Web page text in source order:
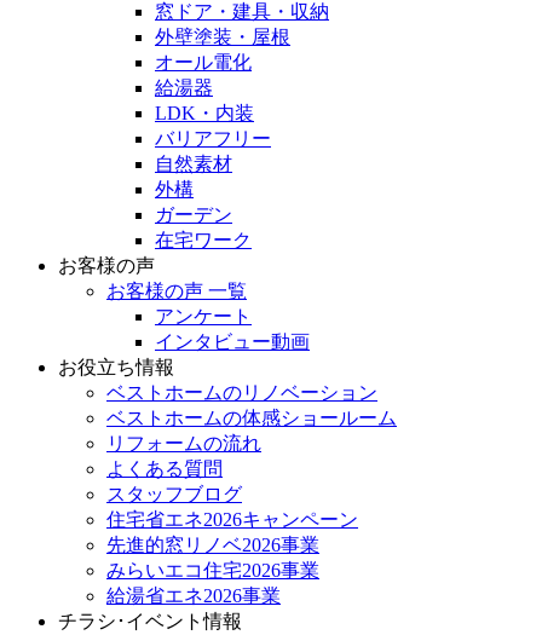
窓ドア・建具・収納
外壁塗装・屋根
オール電化
給湯器
LDK・内装
バリアフリー
自然素材
外構
ガーデン
在宅ワーク
お客様の声
お客様の声 一覧
アンケート
インタビュー動画
お役立ち情報
ベストホームのリノベーション
ベストホームの体感ショールーム
リフォームの流れ
よくある質問
スタッフブログ
住宅省エネ2026キャンペーン
先進的窓リノベ2026事業
みらいエコ住宅2026事業
給湯省エネ2026事業
チラシ･イベント情報